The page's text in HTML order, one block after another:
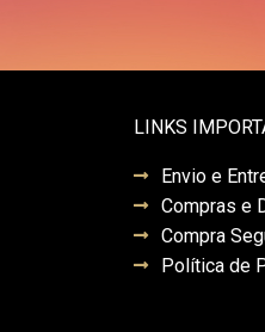
LINKS
Envio e
Compras e
Compra
Política de